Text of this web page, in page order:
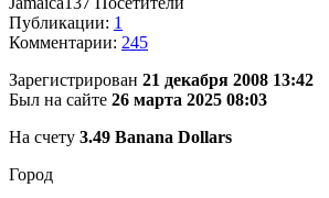
Публикации: 1
Комментарии: 245
Зарегистрирован 21 декабря 2008 13:42
Был на сайте 26 марта 2025 08:03
На счету 3.49 Banana Dollars
Город